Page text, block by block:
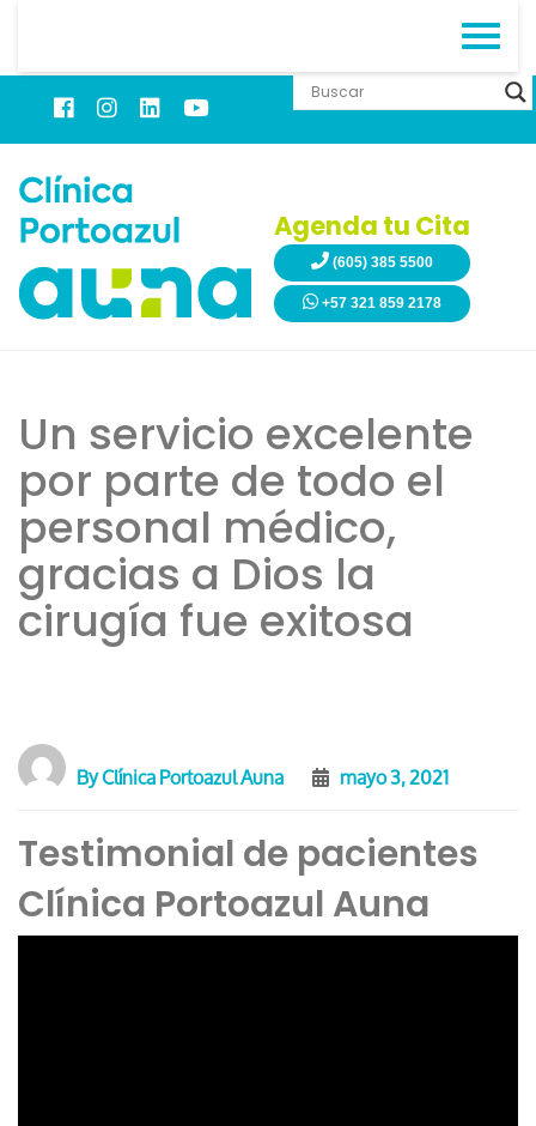
Agenda tu Cita
(605) 385 5500
+57 321 859 2178
Un servicio excelente
por parte de todo el
personal médico,
gracias a Dios la
cirugía fue exitosa
ByClínica Portoazul Auna mayo 3, 2021
Testimonial de pacientes
Clínica Portoazul Auna